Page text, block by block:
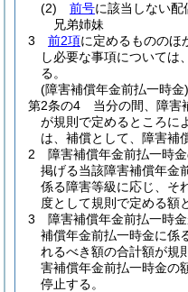
(2)
前号に該当しない
兄弟姉妹
3
前2項に定めるもののほ
し必要な事項については
る。
(障害補償年金前払一時金)
第2条の4
当分の間、障害
が規則で定めるところに
は、補償として、障害補
2
障害補償年金前払一時金
掲げる当該障害補償年金
係る障害等級に応じ、そ
度として規則で定める額
3
障害補償年金前払一時
補償年金前払一時金に係
れるべき額の合計額が規
害補償年金前払一時金の
停止する。